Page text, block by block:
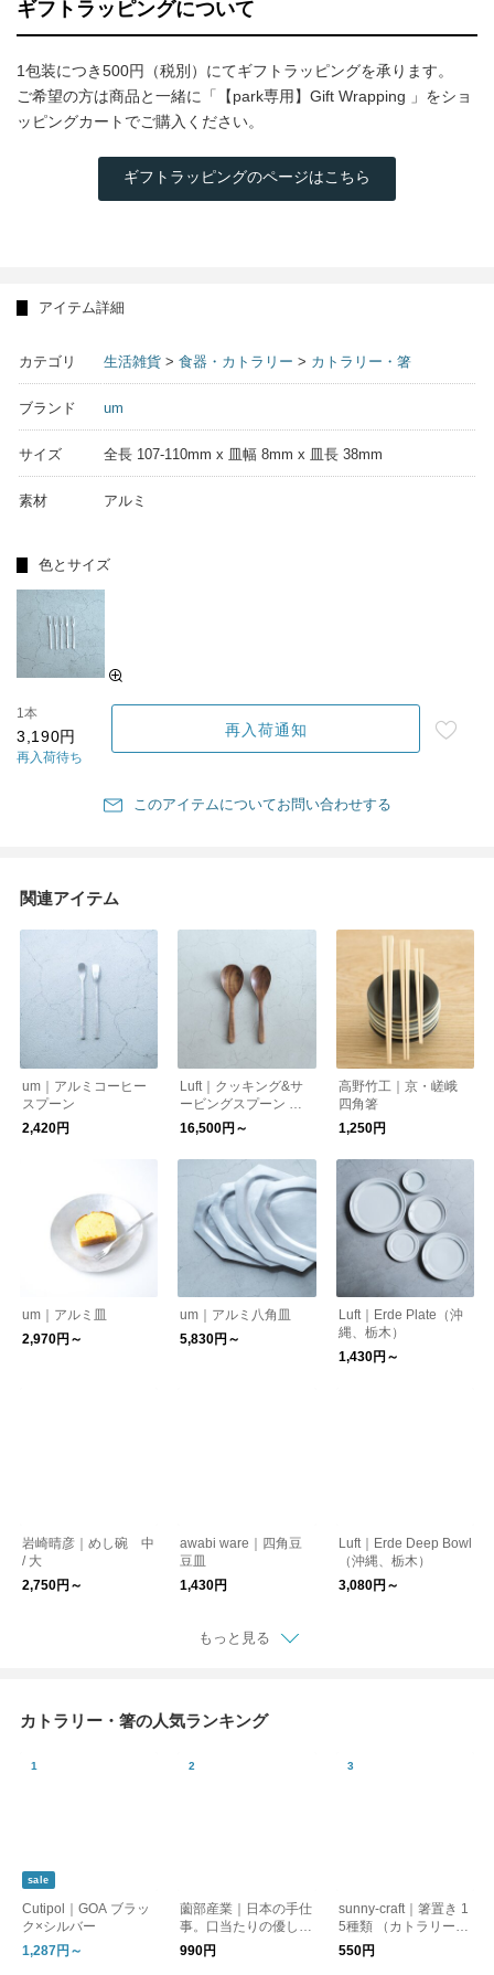
ギフトラッピングについて
1包装につき500円（税別）にてギフトラッピングを承ります。
ご希望の方は商品と一緒に「【park専用】Gift Wrapping 」をショ
ッピングカートでご購入ください。
ギフトラッピングのページはこちら
アイテム詳細
カテゴリ 生活雑貨 > 食器・カトラリー > カトラリー・箸
ブランド um
サイズ 全長 107-110mm x 皿幅 8mm x 皿長 38mm
素材 アルミ
色とサイズ
1本
3,190円
再入荷待ち
再入荷通知
このアイテムについてお問い合わせする
関連アイテム
um｜アルミコーヒー
スプーン
2,420円
Luft｜クッキング&サ
ービングスプーン WO
OD
16,500円～
高野竹工｜京・嵯峨
四角箸
1,250円
um｜アルミ皿
2,970円～
um｜アルミ八角皿
5,830円～
Luft｜Erde Plate（沖
縄、栃木）
1,430円～
岩崎晴彦｜めし碗 中
/ 大
2,750円～
awabi ware｜四角豆
豆皿
1,430円
Luft｜Erde Deep Bowl
（沖縄、栃木）
3,080円～
もっと見る
カトラリー・箸の人気ランキング
sale
Cutipol｜GOA ブラッ
ク×シルバー
1,287円～
薗部産業｜日本の手仕
事。口当たりの優しい
ブナれんげ 15.5cm 木
製 新生活 kurashis
990円
sunny-craft｜箸置き 1
5種類 （カトラリーレ
スト）サニークラフト
信楽焼 はしおき【リ
550円